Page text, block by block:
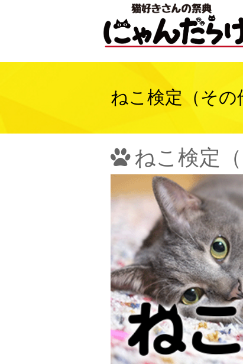
ねこ検定（その
ねこ検定（